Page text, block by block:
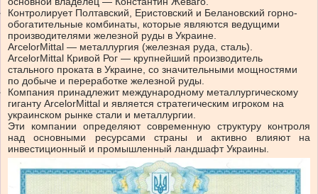
Контролирует Полтавский, Еристовский и Белановский горно-
обогатительные комбинаты, которые являются ведущими
производителями железной руды в Украине.
ArcelorMittal — металлургия (железная руда, сталь).
ArcelorMittal Кривой Рог — крупнейший производитель
стального проката в Украине, со значительными мощностями
по добыче и переработке железной руды.
Компания принадлежит международному металлургическому
гиганту ArcelorMittal и является стратегическим игроком на
украинском рынке стали и металлургии.
Эти компании определяют современную структуру контроля
над основными ресурсами страны и активно влияют на
инвестиционный и промышленный ландшафт Украины.